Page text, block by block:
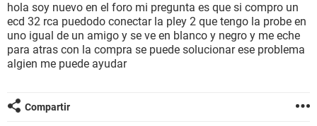
hola soy nuevo en el foro mi pregunta es que si compro un
ecd 32 rca puedodo conectar la pley 2 que tengo la probe en
uno igual de un amigo y se ve en blanco y negro y me eche
para atras con la compra se puede solucionar ese problema
algien me puede ayudar
Compartir